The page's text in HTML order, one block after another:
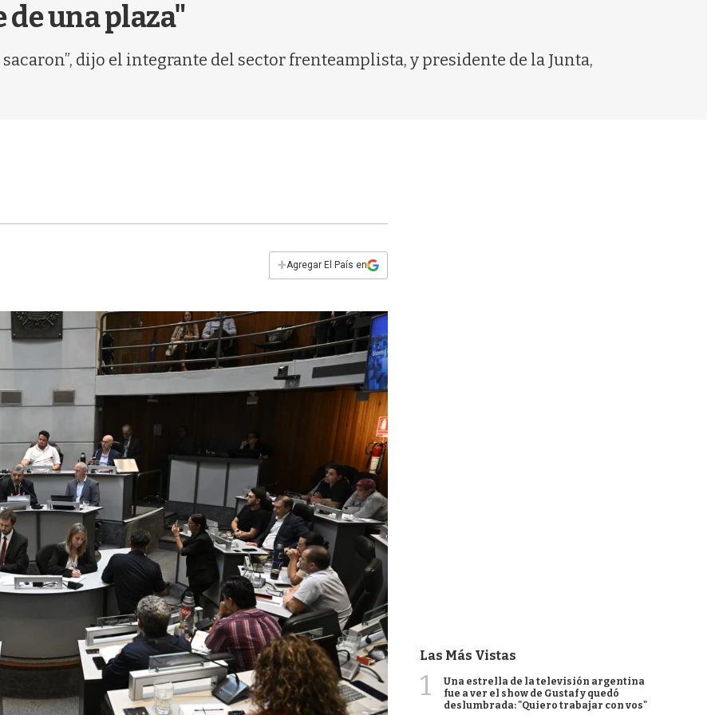
una plaza"
dijo el integrante del sector frenteamplista, y presidente de la Junta,
+Agregar El País en
Las Más Vistas
1
Una estrella de la televisión argentina
fue a ver el show de Gustaf y quedó
deslumbrada: "Quiero trabajar con vos"